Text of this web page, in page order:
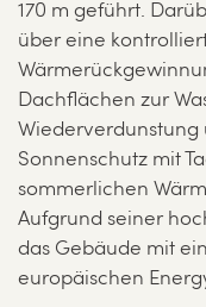
170 m geführt.
über eine
Dachflächen zur
Sonnenschutz mit
sommerlichen
Aufgrund seiner
das Gebäude mit
europäischen